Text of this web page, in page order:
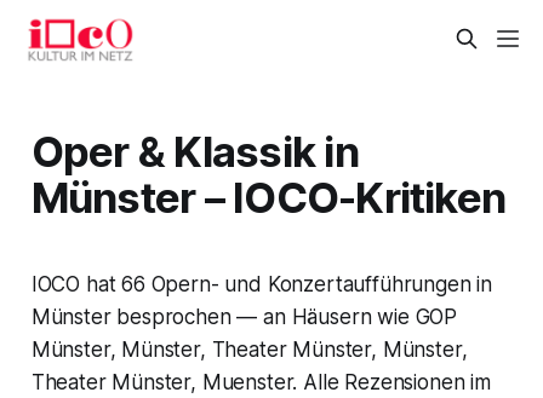
Oper & Klassik in
Münster – IOCO-Kritiken
IOCO hat 66 Opern- und Konzertaufführungen in
Münster besprochen — an Häusern wie GOP
Münster, Münster, Theater Münster, Münster,
Theater Münster, Muenster. Alle Rezensionen im